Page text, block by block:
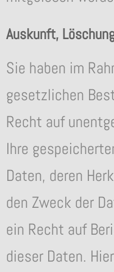
Auskunft,
Sie haben im
gesetzlichen
Recht auf
Ihre
Daten, deren
den Zweck der
ein Recht auf
dieser Daten.